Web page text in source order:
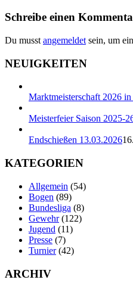
Schreibe einen
Du musst angemeldet sein, um
NEUIGKEITEN
Marktmeisterschaft 2026
Meisterfeier Saison 2025-
Endschießen 13.03.2026
KATEGORIEN
Allgemein (54)
Bogen (89)
Bundesliga (8)
Gewehr(122)
Jugend (11)
Presse (7)
Turnier(42)
ARCHIV